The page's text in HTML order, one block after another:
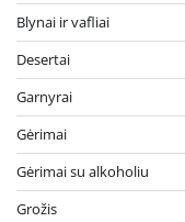
Blynai ir vafliai
Desertai
Garnyrai
Gėrimai
Gėrimai su alkoholiu
Grožis